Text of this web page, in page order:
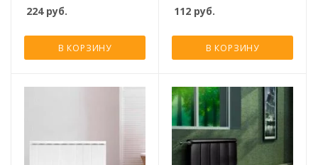
224руб.
В КОРЗИНУ
112 руб.
В КОРЗИНУ